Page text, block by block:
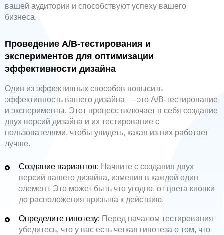
вашей аудитории и способствуют успеху вашего
бизнеса.
Проведение A/B-тестирования и
экспериментов для оптимизации
эффективности дизайна
Один из эффективных способов повысить
эффективность вашего дизайна — это A/B-тестирование
и эксперименты. Этот процесс включает в себя создание
двух версий дизайна и их тестирование с
пользователями, чтобы увидеть, какая из них работает
лучше.
Создание вариантов: Начните с создания двух
версий вашего дизайна, изменив в каждой один
элемент. Это может быть что угодно, от цвета кнопки
до расположения призыва к действию.
Определите гипотезу: Перед началом тестирования
убедитесь, что у вас есть четкая гипотеза о том, что